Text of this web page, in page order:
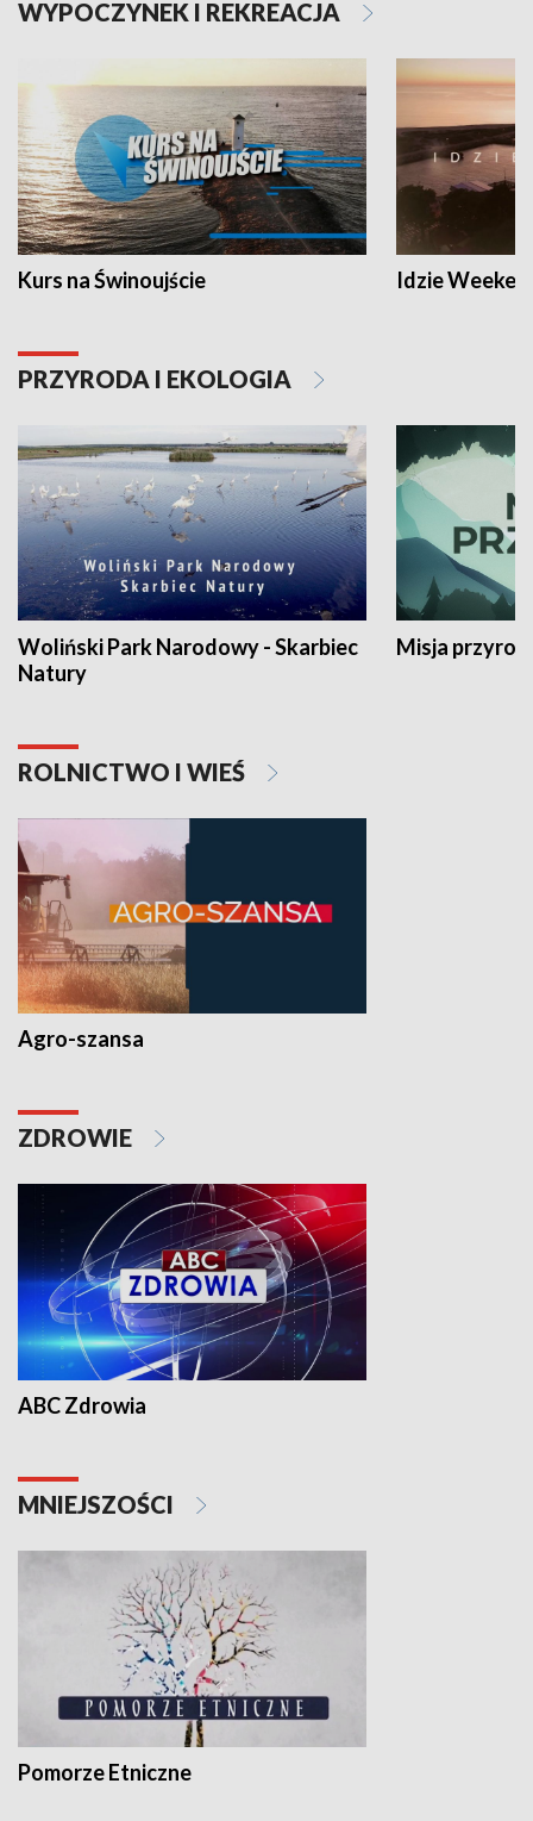
WYPOCZYNEK I REKREACJA
Kurs na Świnoujście Idzie
PRZYRODA I EKOLOGIA
Woliński Park Narodowy - Skarbiec
Natury
Misja
ROLNICTWO I WIEŚ
Agro-szansa
ZDROWIE
ABC Zdrowia
MNIEJSZOŚCI
Pomorze Etniczne